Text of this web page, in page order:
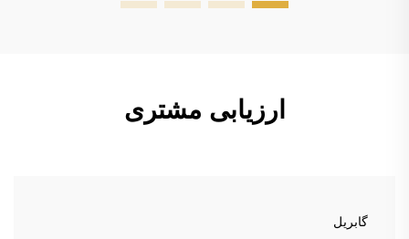
ارزیابی مشتری
گابریل